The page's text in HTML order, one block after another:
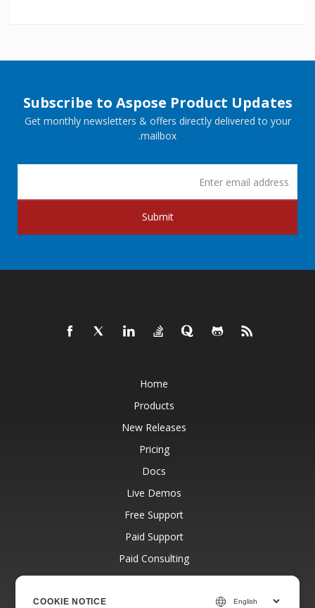
Subscribe to Aspose Product Updates
Get monthly newsletters & offers directly delivered to your
mailbox.
Submit
Home
Products
New Releases
Pricing
Docs
Live Demos
Free Support
Paid Support
Paid Consulting
Blog
COOKIE NOTICE